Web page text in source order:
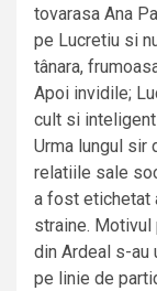
tovarasa Ana
pe Lucretiu si
tânara,
Apoi invidile;
cult si
Urma lungul sir
relatiile sale
a fost etichetat
straine. Motivul
din Ardeal s-au
pe linie de